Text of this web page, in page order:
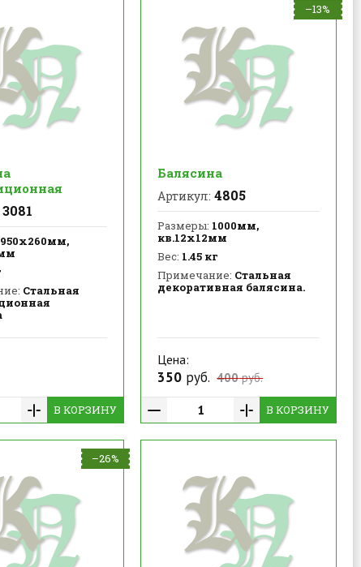
3081
950х260мм,
Стальная
В КОРЗИНУ
–13%
Балясина
Артикул: 4805
Размеры: 1000мм,
кв.12х12мм
Вес: 1.45 кг
Примечание: Стальная
декоративная балясина.
Цена:
350 руб. 400руб.
В КОРЗИНУ
–26%